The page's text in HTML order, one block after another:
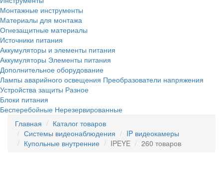
Монтажные инструменты
Материалы для монтажа
Огнезащитные материалы
Источники питания
Аккумуляторы и элементы питания
Аккумуляторы Элементы питания
Дополнительное оборудование
Лампы аварийного освещения Преобразователи напряжения
Устройства защиты Разное
Блоки питания
Бесперебойные Нерезервированные
Главная
Каталог товаров
Системы видеонаблюдения
IP видеокамеры
Купольные внутренние
IPEYE 260 товаров